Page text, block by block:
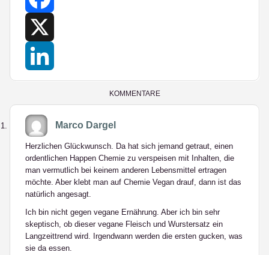
Facebook
KOMMENTARE
Marco Dargel
Herzlichen Glückwunsch. Da hat sich jemand getraut, einen
ordentlichen Happen Chemie zu verspeisen mit Inhalten, die
man vermutlich bei keinem anderen Lebensmittel ertragen
möchte. Aber klebt man auf Chemie Vegan drauf, dann ist das
natürlich angesagt.
Ich bin nicht gegen vegane Ernährung. Aber ich bin sehr
skeptisch, ob dieser vegane Fleisch und Wurstersatz ein
Langzeittrend wird. Irgendwann werden die ersten gucken, was
sie da essen.